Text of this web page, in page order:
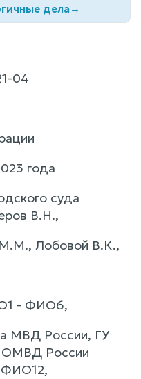
дела→
04
года
суда
В.Н.,
Лобовой В.К.,
- ФИО6,
МВД России, ГУ
ОМВД России
ФИО12,